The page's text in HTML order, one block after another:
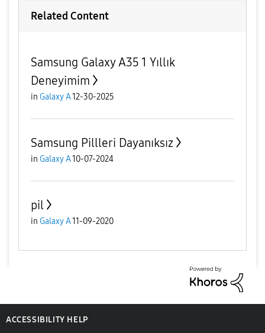
Related Content
Samsung Galaxy A35 1 Yıllık
Deneyimim
in Galaxy A12-30-2025
Samsung Pillleri Dayanıksız
in Galaxy A10-07-2024
pil
in Galaxy A11-09-2020
ACCESSIBILITY HELP